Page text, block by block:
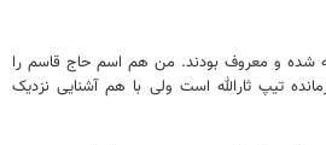
شده و معروف بودند. من هم اسم حاج قاسم را
تیپ ثارالله است ولی با هم آشنایی نزدیک